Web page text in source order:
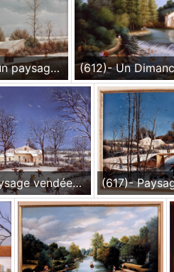
(611)- Hiver sur un paysage vendéen-1986-hsb 24x35 cm.
(616)- Paysage vendéen en hiver-La glissade-Vers la Brossardière-1986-hsb 27x35 cm.